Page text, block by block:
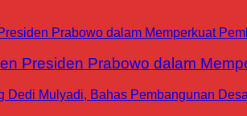
Presiden Prabowo dalam